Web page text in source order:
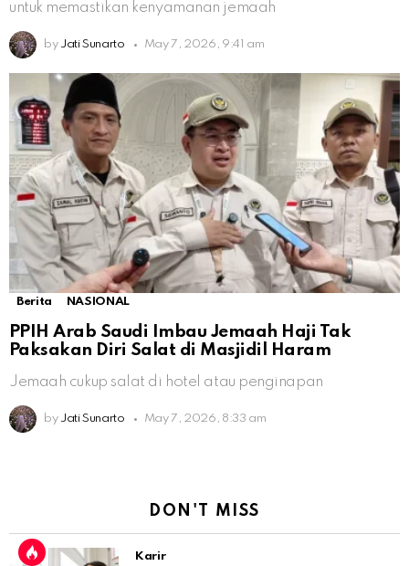
untuk memastikan kenyamanan jemaah
by Jati Sunarto May 7, 2026, 9:41 am
Berita NASIONAL
PPIH Arab Saudi Imbau Jemaah Haji Tak
Paksakan Diri Salat di Masjidil Haram
Jemaah cukup salat di hotel atau penginapan
by Jati Sunarto May 7, 2026, 8:33 am
DON'T MISS
Karir